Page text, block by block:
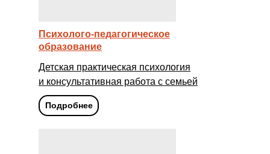
Психолого-педагогическое
образование
Детская практическая психология
и консультативная работа с семьей
Подробнее